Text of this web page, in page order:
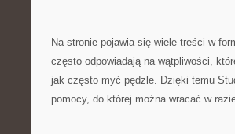
Na stronie pojawia się wiele treści w
często odpowiadają na wątpliwości,
jak często myć pędzle. Dzięki temu
pomocy, do której można wracać w